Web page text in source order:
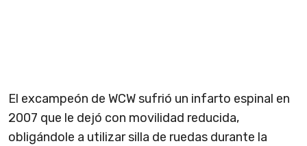
El excampeón de WCW sufrió un infarto espinal en
2007 que le dejó con movilidad reducida,
obligándole a utilizar silla de ruedas durante la